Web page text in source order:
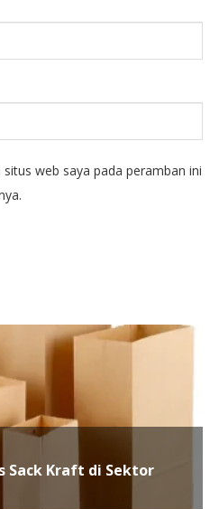
web saya pada peramban ini